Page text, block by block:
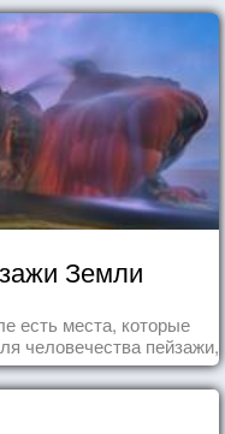
Земли
есть места, которые
человечества пейзажи,